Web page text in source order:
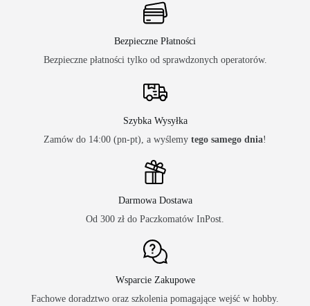
Bezpieczne Płatności
Bezpieczne płatności tylko od sprawdzonych operatorów.
Szybka Wysyłka
Zamów do 14:00 (pn-pt), a wyślemy tego samego dnia!
Darmowa Dostawa
Od 300 zł do Paczkomatów InPost.
Wsparcie Zakupowe
Fachowe doradztwo oraz szkolenia pomagające wejść w hobby.